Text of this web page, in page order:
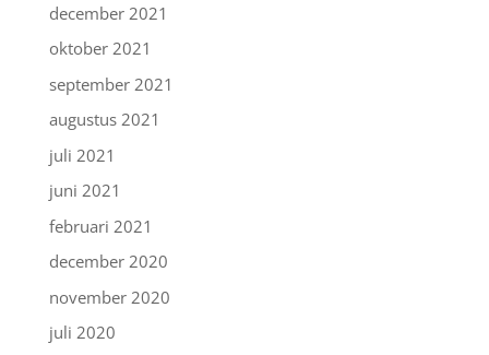
december 2021
oktober 2021
september 2021
augustus 2021
juli 2021
juni 2021
februari 2021
december 2020
november 2020
juli 2020